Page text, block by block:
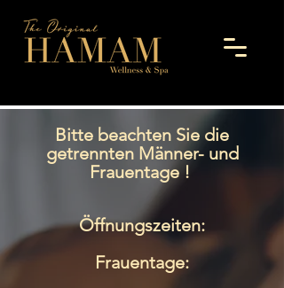
Bitte beachten Sie die
getrennten Männer- und
Frauentage !
Öffnungszeiten:
Frauentage: